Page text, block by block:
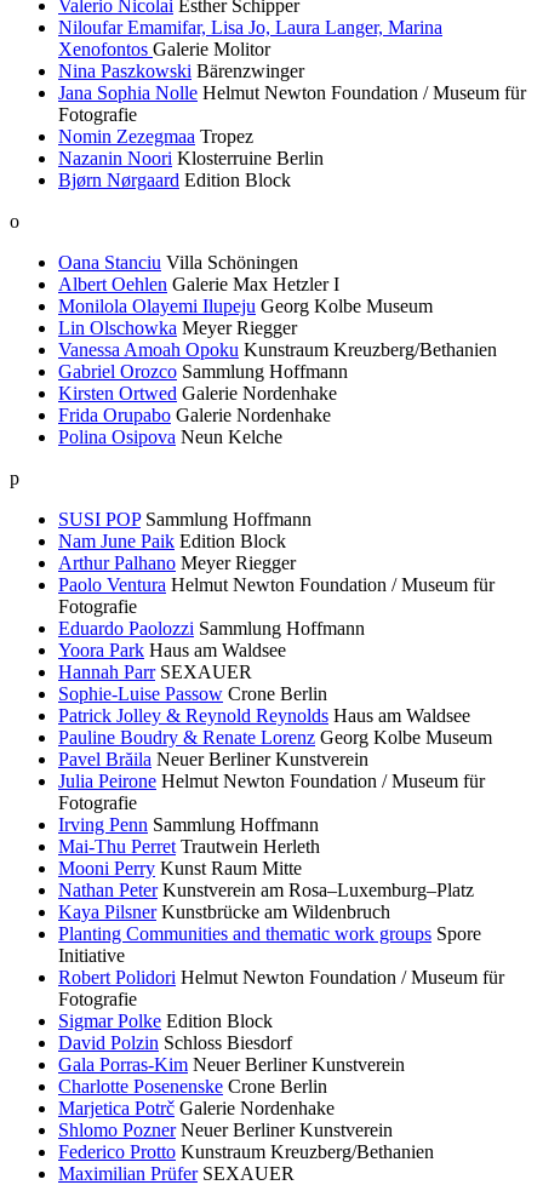
Valerio Nicolai Esther Schipper
Niloufar Emamifar, Lisa Jo, Laura Langer, Marina
Xenofontos Galerie Molitor
Nina Paszkowski Bärenzwinger
Jana Sophia Nolle Helmut Newton Foundation / Museum für
Fotografie
Nomin Zezegmaa Tropez
Nazanin Noori Klosterruine Berlin
Bjørn Nørgaard Edition Block
o
Oana Stanciu Villa Schöningen
Albert Oehlen Galerie Max Hetzler I
Monilola Olayemi Ilupeju Georg Kolbe Museum
Lin Olschowka Meyer Riegger
Vanessa Amoah Opoku Kunstraum Kreuzberg/Bethanien
Gabriel Orozco Sammlung Hoffmann
Kirsten Ortwed Galerie Nordenhake
Frida Orupabo Galerie Nordenhake
Polina Osipova Neun Kelche
p
SUSI POP Sammlung Hoffmann
Nam June Paik Edition Block
Arthur Palhano Meyer Riegger
Paolo Ventura Helmut Newton Foundation / Museum für
Fotografie
Eduardo Paolozzi Sammlung Hoffmann
Yoora Park Haus am Waldsee
Hannah Parr SEXAUER
Sophie-Luise Passow Crone Berlin
Patrick Jolley & Reynold Reynolds Haus am Waldsee
Pauline Boudry & Renate Lorenz Georg Kolbe Museum
Pavel Brăila Neuer Berliner Kunstverein
Julia Peirone Helmut Newton Foundation / Museum für
Fotografie
Irving Penn Sammlung Hoffmann
Mai-Thu Perret Trautwein Herleth
Mooni Perry Kunst Raum Mitte
Nathan Peter Kunstverein am Rosa–Luxemburg–Platz
Kaya Pilsner Kunstbrücke am Wildenbruch
Planting Communities and thematic work groups Spore
Initiative
Robert Polidori Helmut Newton Foundation / Museum für
Fotografie
Sigmar Polke Edition Block
David Polzin Schloss Biesdorf
Gala Porras-Kim Neuer Berliner Kunstverein
Charlotte Posenenske Crone Berlin
Marjetica Potrč Galerie Nordenhake
Shlomo Pozner Neuer Berliner Kunstverein
Federico Protto Kunstraum Kreuzberg/Bethanien
Maximilian Prüfer SEXAUER